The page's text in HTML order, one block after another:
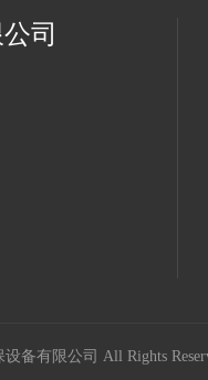
司
设备有限公司 All Rights